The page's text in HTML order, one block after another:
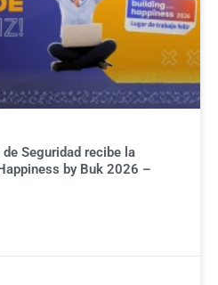
Seguridad recibe la
by Buk 2026 –